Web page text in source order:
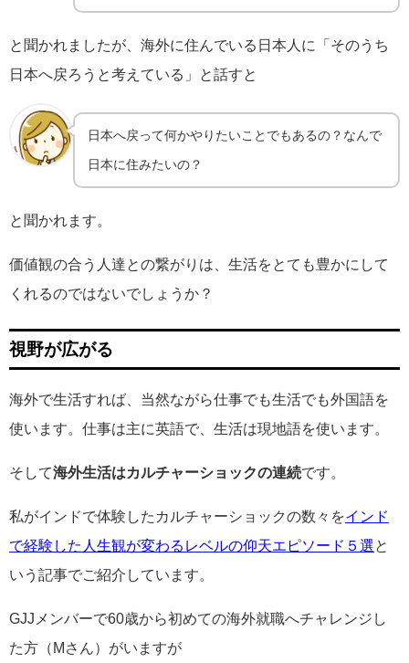
と聞かれましたが、海外に住んでいる日本人に「そのうち
日本へ戻ろうと考えている」と話すと
日本へ戻って何かやりたいことでもあるの？なんで
日本に住みたいの？
と聞かれます。
価値観の合う人達との繋がりは、生活をとても豊かにして
くれるのではないでしょうか？
視野が広がる
海外で生活すれば、当然ながら仕事でも生活でも外国語を
使います。仕事は主に英語で、生活は現地語を使います。
そして海外生活はカルチャーショックの連続です。
私がインドで体験したカルチャーショックの数々をインド
で経験した人生観が変わるレベルの仰天エピソード５選 と
いう記事でご紹介しています。
GJJメンバーで60歳から初めての海外就職へチャレンジし
た方（Mさん）がいますが